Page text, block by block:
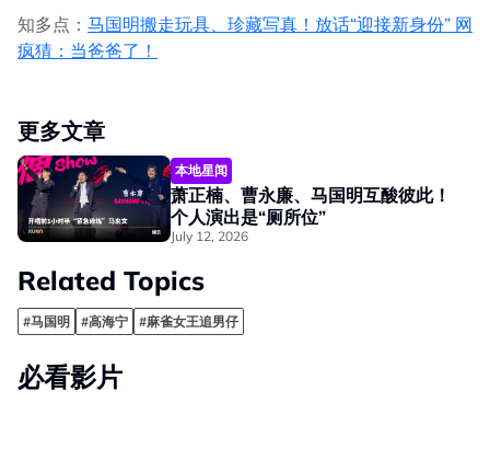
知多点： 马国明搬走玩具、珍藏写真！放话“迎接新身份” 网
疯猜：当爸爸了！
更多文章
本地星闻
萧正楠、曹永廉、马国明互酸彼此！
个人演出是“厕所位”
July 12, 2026
Related Topics
#马国明 #高海宁 #麻雀女王追男仔
必看影片